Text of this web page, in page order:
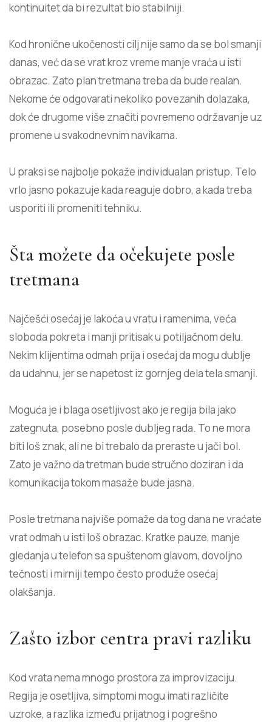
kontinuitetda bi rezultat bio stabilniji.
Kod hronične ukočenosti cilj nije samo da se bol smanji
danas, već da se vrat kroz vreme manje vraća u isti
obrazac. Zato plan tretmana treba da bude realan.
Nekome će odgovarati nekoliko povezanih dolazaka,
dok će drugome više značiti povremeno održavanje uz
promene u svakodnevnim navikama.
U praksi se najbolje pokaže individualan pristup. Telo
vrlo jasno pokazuje kada reaguje dobro, a kada treba
usporiti ili promeniti tehniku.
Šta možete da očekujete posle
tretmana
Najčešći osećaj je lakoća u vratu i ramenima, veća
sloboda pokreta i manji pritisak u potiljačnom delu.
Nekim klijentima odmah prija i osećaj da mogu dublje
da udahnu, jer se napetost iz gornjeg dela tela smanji.
Moguća je i blaga osetljivost ako je regija bila jako
zategnuta, posebno posle dubljeg rada. To ne mora
biti loš znak, ali ne bi trebalo da preraste u jači bol.
Zato je važno da tretman bude stručno doziran i da
komunikacija tokom masaže bude jasna.
Posle tretmana najviše pomaže da tog dana ne vraćate
vrat odmah u isti loš obrazac. Kratke pauze, manje
gledanja u telefon sa spuštenom glavom, dovoljno
tečnosti i mirniji tempo često produže osećaj
olakšanja.
Zašto izbor centra pravi razliku
Kod vrata nema mnogo prostora za improvizaciju.
Regija je osetljiva, simptomi mogu imati različite
uzroke, a razlika između prijatnog i pogrešno